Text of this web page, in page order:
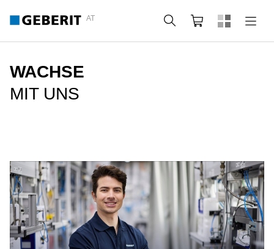
AT Suche Warenkorb
WACHSE
MIT UNS